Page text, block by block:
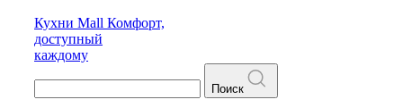
Кухни Mall Комфорт,
доступный
каждому
Поиск